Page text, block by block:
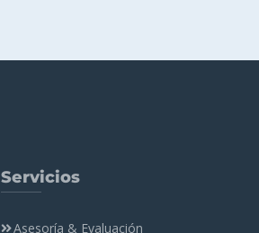
Servicios
Asesoría & Evaluación